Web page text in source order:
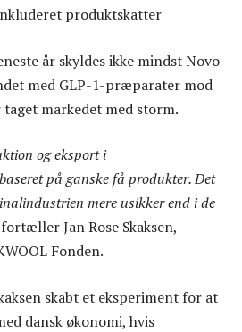
produktskatter
år skyldes ikke mindst Novo
med GLP-1-præparater mod
taget markedet med storm.
og eksport i
på ganske få produkter. Det
mere usikker end i de
fortæller Jan Rose Skaksen,
Fonden.
skabt et eksperiment for at
dansk økonomi, hvis